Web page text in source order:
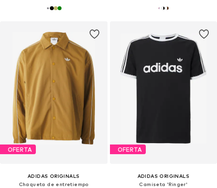
OFERTA
ADIDAS ORIGINALS
Chaqueta de entretiempo
OFERTA
ADIDAS ORIGINALS
Camiseta 'Ringer'